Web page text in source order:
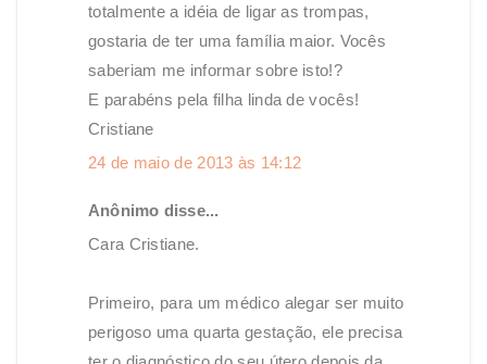
totalmente a idéia de ligar as trompas,
gostaria de ter uma família maior. Vocês
saberiam me informar sobre isto!?
E parabéns pela filha linda de vocês!
Cristiane
24 de maio de 2013 às 14:12
Anônimo disse...
Cara Cristiane.
Primeiro, para um médico alegar ser muito
perigoso uma quarta gestação, ele precisa